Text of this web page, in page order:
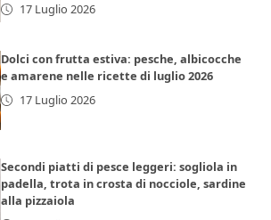
17 Luglio 2026
Dolci con frutta estiva: pesche, albicocche
e amarene nelle ricette di luglio 2026
17 Luglio 2026
Secondi piatti di pesce leggeri: sogliola in
padella, trota in crosta di nocciole, sardine
alla pizzaiola